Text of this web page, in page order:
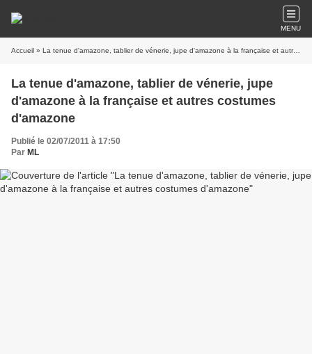
MENU
Accueil » La tenue d'amazone, tablier de vénerie, jupe d'amazone à la française et autres costumes d'amazone
La tenue d'amazone, tablier de vénerie, jupe
d'amazone à la française et autres costumes
d'amazone
Publié le 02/07/2011 à 17:50
Par ML